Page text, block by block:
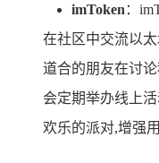
imToken ：
在社区中交流以
道合的朋友在讨
会定期举办线上
欢乐的派对,增强